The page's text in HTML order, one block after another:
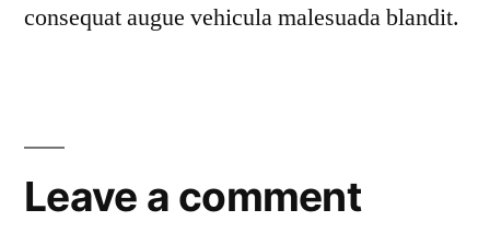
consequat augue vehicula malesuada blandit.
Leave a comment